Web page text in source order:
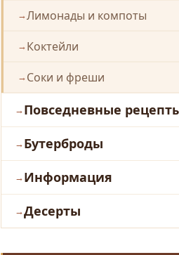
Лимонады и компоты
Коктейли
Соки и фреши
Повседневные
Бутерброды
Информация
Десерты